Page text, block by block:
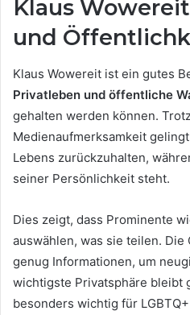
Klaus
und
Klaus Wowereit ist ein gutes
Privatleben und öffentliche
gehalten werden können.
Medienaufmerksamkeit
Lebens zurückzuhalten,
seiner Persönlichkeit steht.
Dies zeigt, dass Prominente
auswählen, was sie teilen.
genug Informationen, um
wichtigste Privatsphäre bleibt
besonders wichtig für